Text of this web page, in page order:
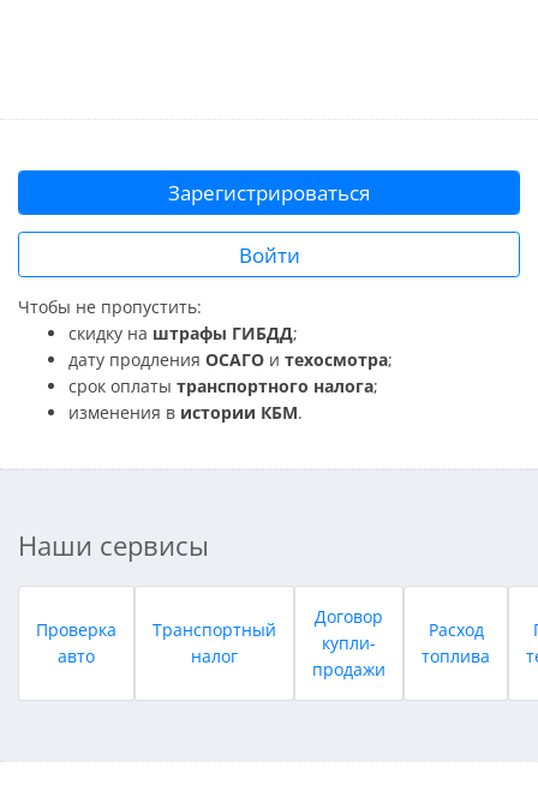
Зарегистрироваться
Войти
Чтобы не пропустить:
скидку на штрафы ГИБДД;
дату продления ОСАГО и техосмотра;
срок оплаты транспортного налога;
изменения в истории КБМ.
Наши сервисы
Проверка
авто
Транспортный
налог
Договор
купли-
продажи
Расход
топлива